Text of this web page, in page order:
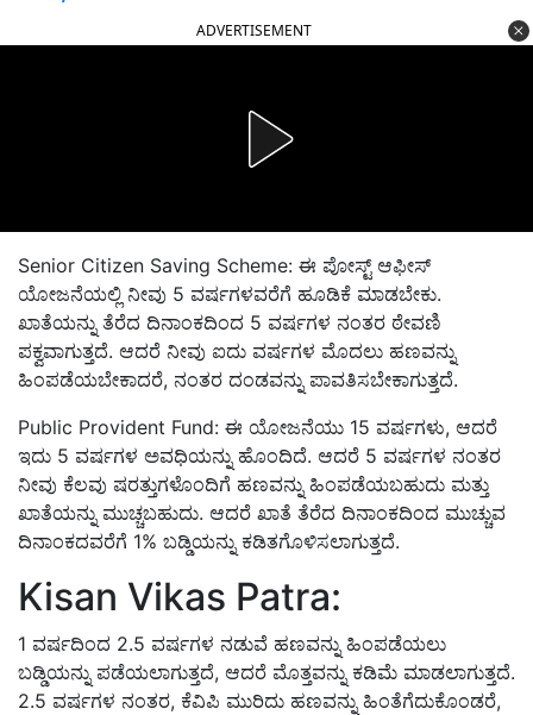
ADVERTISEMENT
Senior Citizen Saving Scheme: ಈ ಪೋಸ್ಟ್ ಆಫೀಸ್
ಯೋಜನೆಯಲ್ಲಿ ನೀವು 5 ವರ್ಷಗಳವರೆಗೆ ಹೂಡಿಕೆ ಮಾಡಬೇಕು.
ಖಾತೆಯನ್ನು ತೆರೆದ ದಿನಾಂಕದಿಂದ 5 ವರ್ಷಗಳ ನಂತರ ಠೇವಣಿ
ಪಕ್ವವಾಗುತ್ತದೆ. ಆದರೆ ನೀವು ಐದು ವರ್ಷಗಳ ಮೊದಲು ಹಣವನ್ನು
ಹಿಂಪಡೆಯಬೇಕಾದರೆ, ನಂತರ ದಂಡವನ್ನು ಪಾವತಿಸಬೇಕಾಗುತ್ತದೆ.
Public Provident Fund: ಈ ಯೋಜನೆಯು 15 ವರ್ಷಗಳು, ಆದರೆ
ಇದು 5 ವರ್ಷಗಳ ಅವಧಿಯನ್ನು ಹೊಂದಿದೆ. ಆದರೆ 5 ವರ್ಷಗಳ ನಂತರ
ನೀವು ಕೆಲವು ಷರತ್ತುಗಳೊಂದಿಗೆ ಹಣವನ್ನು ಹಿಂಪಡೆಯಬಹುದು ಮತ್ತು
ಖಾತೆಯನ್ನು ಮುಚ್ಚಬಹುದು. ಆದರೆ ಖಾತೆ ತೆರೆದ ದಿನಾಂಕದಿಂದ ಮುಚ್ಚುವ
ದಿನಾಂಕದವರೆಗೆ 1% ಬಡ್ಡಿಯನ್ನು ಕಡಿತಗೊಳಿಸಲಾಗುತ್ತದೆ.
Kisan Vikas Patra:
1 ವರ್ಷದಿಂದ 2.5 ವರ್ಷಗಳ ನಡುವೆ ಹಣವನ್ನು ಹಿಂಪಡೆಯಲು
ಬಡ್ಡಿಯನ್ನು ಪಡೆಯಲಾಗುತ್ತದೆ, ಆದರೆ ಮೊತ್ತವನ್ನು ಕಡಿಮೆ ಮಾಡಲಾಗುತ್ತದೆ.
2.5 ವರ್ಷಗಳ ನಂತರ, ಕೆವಿಪಿ ಮುರಿದು ಹಣವನ್ನು ಹಿಂತೆಗೆದುಕೊಂಡರೆ,